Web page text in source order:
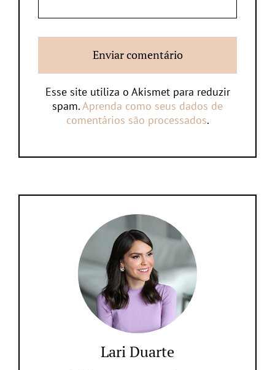
Esse site utiliza o Akismet para reduzir
spam.Aprenda como seus dados de
comentários são processados.
Lari Duarte